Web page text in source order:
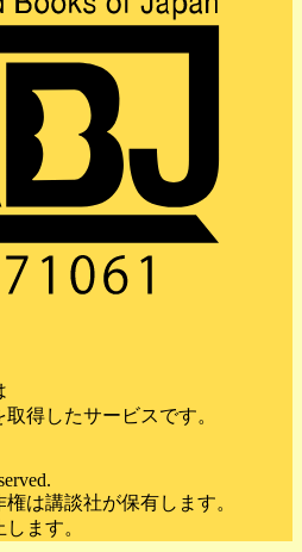
得したサービスです。
は講談社が保有します。
ます。